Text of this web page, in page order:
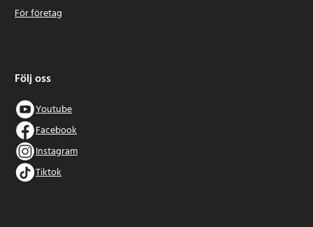
För företag
Följ oss
Youtube
Facebook
Instagram
Tiktok